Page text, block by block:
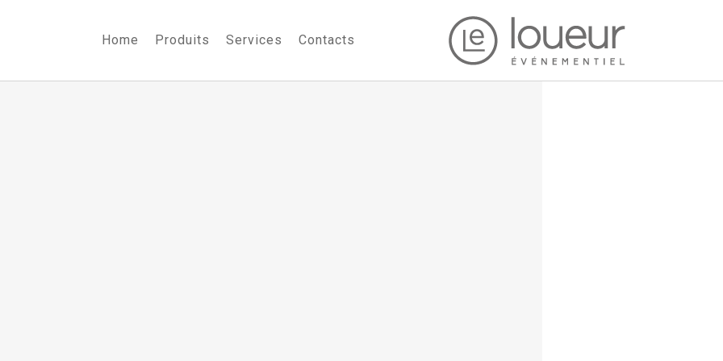
Home Produits Services Contacts